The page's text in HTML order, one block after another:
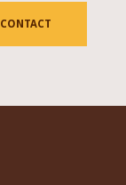
CONTACT